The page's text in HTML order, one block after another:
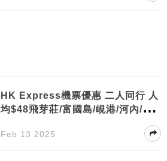
HK Express機票優惠 二人同行 人
均$48飛芽莊/富國島/峴港/河內/布
Feb 13 2025